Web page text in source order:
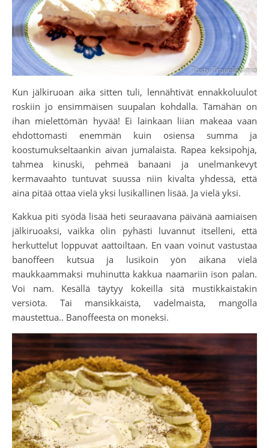
Kun jälkiruoan aika sitten tuli, lennähtivät ennakkoluulot
roskiin jo ensimmäisen suupalan kohdalla. Tämähän on
ihan mielettömän hyvää! Ei lainkaan liian makeaa vaan
ehdottomasti enemmän kuin osiensa summa ja
koostumukseltaankin aivan jumalaista. Rapea keksipohja,
tahmea kinuski, pehmeä banaani ja unelmankevyt
kermavaahto tuntuvat suussa niin kivalta yhdessä, että
aina pitää ottaa vielä yksi lusikallinen lisää. Ja vielä yksi.
Kakkua piti syödä lisää heti seuraavana päivänä aamiaisen
jälkiruoaksi, vaikka olin pyhästi luvannut itselleni, että
herkuttelut loppuvat aattoiltaan. En vaan voinut vastustaa
banoffeen kutsua ja lusikoin yön aikana vielä
maukkaammaksi muhinutta kakkua naamariin ison palan.
Voi nam. Kesällä täytyy kokeilla sitä mustikkaistakin
versiota. Tai mansikkaista, vadelmaista, mangolla
maustettua.. Banoffeesta on moneksi.